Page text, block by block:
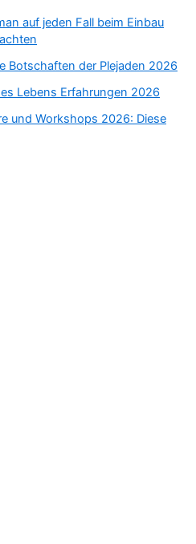
auf jeden Fall beim Einbau
Botschaften der Plejaden 2026
Lebens Erfahrungen 2026
und Workshops 2026: Diese